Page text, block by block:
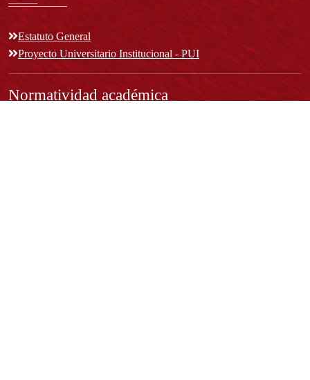
Estatuto General
Proyecto Universitario Institucional - PUI
Normatividad académica